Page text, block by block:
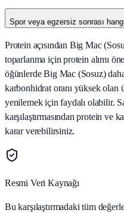
Spor veya egzersiz sonrası
Protein açısından Big Mac
toparlanma için protein alımı
öğünlerde Big Mac (Sosuz)
karbonhidrat oranı yüksek olan
yenilemek için faydalı olabilir.
karşılaştırmasından protein ve
karar verebilirsiniz.
Resmi Veri Kaynağı
Bu karşılaştırmadaki tüm